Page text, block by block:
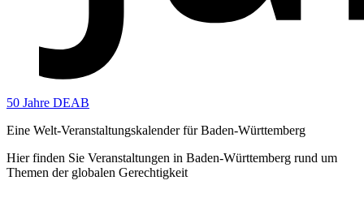
50 Jahre DEAB
Eine Welt-Veranstaltungskalender für Baden-Württemberg
Hier finden Sie Veranstaltungen in Baden-Württemberg rund um
Themen der globalen Gerechtigkeit